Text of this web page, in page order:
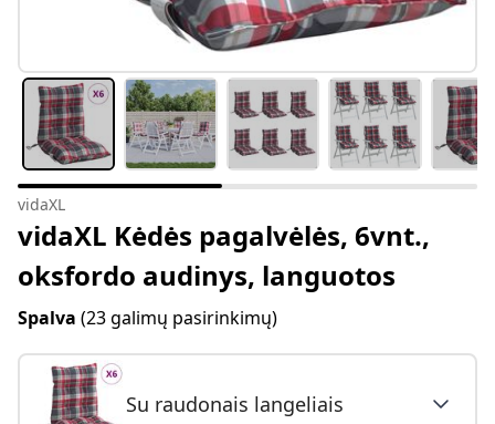
vidaXL
vidaXL Kėdės pagalvėlės, 6vnt.,
oksfordo audinys, languotos
Spalva (23 galimų pasirinkimų)
Su raudonais langeliais